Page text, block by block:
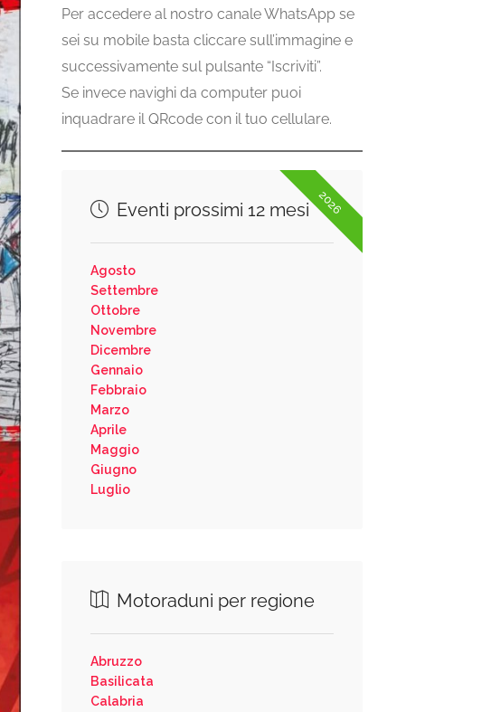
Per accedere al nostro canale WhatsApp se
sei su mobile basta cliccare sull’immagine e
successivamente sul pulsante “Iscriviti”.
Se invece navighi da computer puoi
inquadrare il QRcode con il tuo cellulare.
2026
Eventi prossimi 12 mesi
Agosto
Settembre
Ottobre
Novembre
Dicembre
Gennaio
Febbraio
Marzo
Aprile
Maggio
Giugno
Luglio
Motoraduni per regione
Abruzzo
Basilicata
Calabria